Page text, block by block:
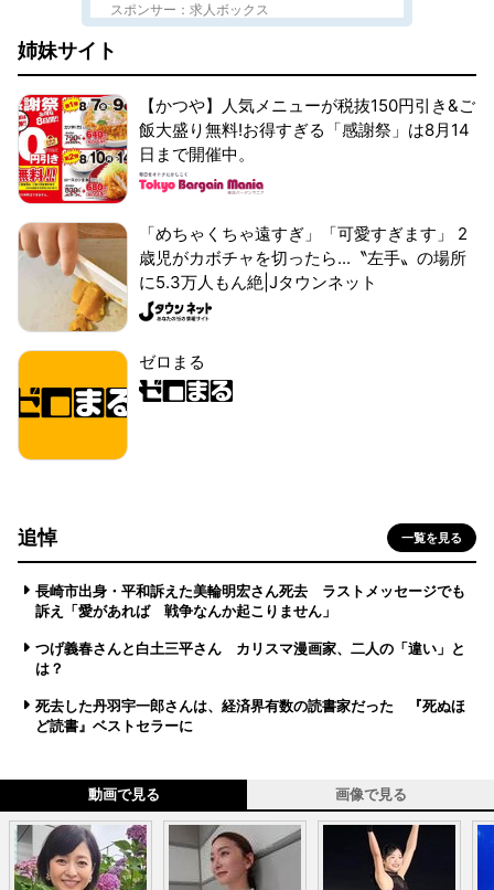
スポンサー：求人ボックス
姉妹サイト
【かつや】人気メニューが税抜150円引き&ご
飯大盛り無料!お得すぎる「感謝祭」は8月14
日まで開催中。
「めちゃくちゃ遠すぎ」「可愛すぎます」 2
歳児がカボチャを切ったら...〝左手〟の場所
に5.3万人もん絶|Jタウンネット
ゼロまる
追悼 一覧を見る
長崎市出身・平和訴えた美輪明宏さん死去 ラストメッセージでも
訴え「愛があれば 戦争なんか起こりません」
つげ義春さんと白土三平さん カリスマ漫画家、二人の「違い」と
は？
死去した丹羽宇一郎さんは、経済界有数の読書家だった 『死ぬほ
ど読書』ベストセラーに
動画で見る 画像で見る